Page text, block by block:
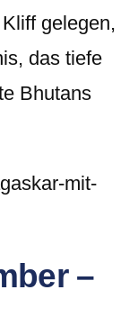
gelegen,
das tiefe
Bhutans
–